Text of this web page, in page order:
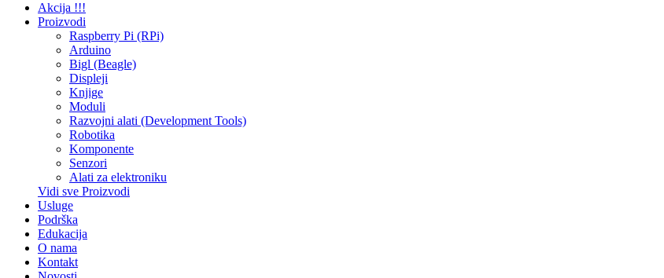
Akcija !!!
Proizvodi
Raspberry Pi (RPi)
Arduino
Bigl (Beagle)
Displеji
Knjige
Moduli
Razvojni alati (Development Tools)
Robotika
Komponente
Senzori
Alati za elektroniku
Vidi sve Proizvodi
Usluge
Podrška
Edukacija
O nama
Kontakt